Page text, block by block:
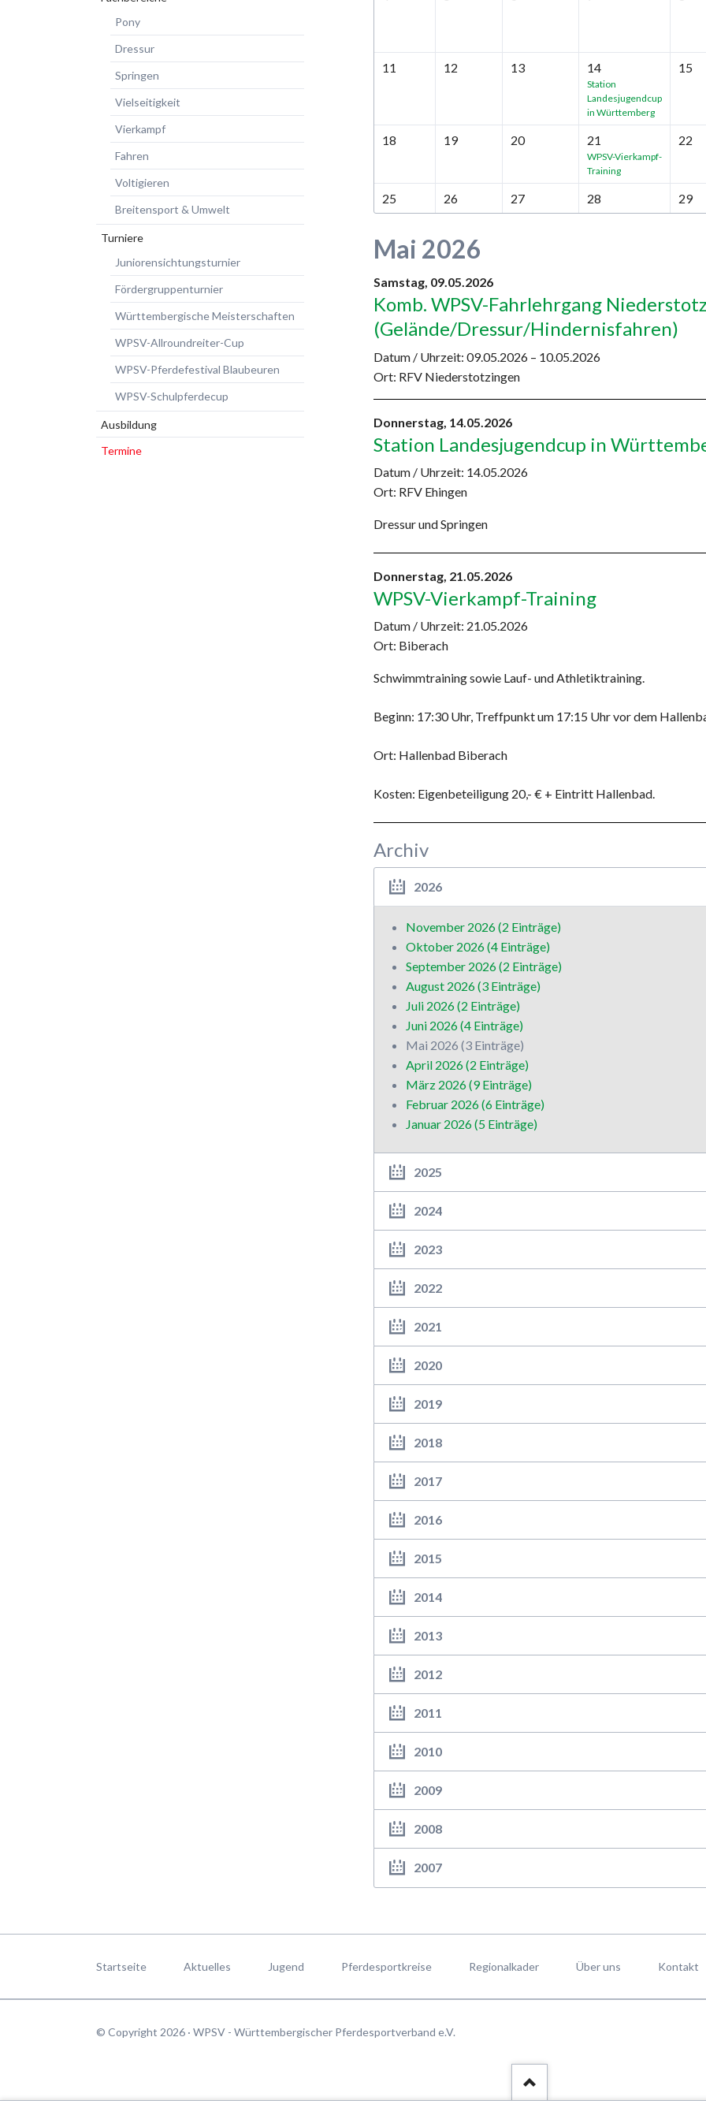
11 12 13 14
Station
Landesjugendcup
in Württemberg
15
18 19 20 21
WPSV-Vierkampf-
Training
22
25 26 27 28 29
Mai 2026
Samstag, 09.05.2026
Komb. WPSV-Fahrlehrgang
(Gelände/Dressur/Hindernisfahren)
Datum / Uhrzeit: 09.05.2026 – 10.05.2026
Ort: RFV Niederstotzingen
Donnerstag, 14.05.2026
Station Landesjugendcup in
Datum / Uhrzeit: 14.05.2026
Ort: RFV Ehingen
Dressur und Springen
Donnerstag, 21.05.2026
WPSV-Vierkampf-Training
Datum / Uhrzeit: 21.05.2026
Ort: Biberach
Schwimmtraining sowie Lauf- und Athletiktraining.
Beginn: 17:30 Uhr, Treffpunkt um 17:15 Uhr vor dem
Ort: Hallenbad Biberach
Kosten: Eigenbeteiligung 20,- € + Eintritt Hallenbad.
Archiv
2026
November 2026 (2 Einträge)
Oktober 2026 (4 Einträge)
September 2026 (2 Einträge)
August 2026 (3 Einträge)
Juli 2026 (2 Einträge)
Juni 2026 (4 Einträge)
Mai 2026 (3 Einträge)
April 2026 (2 Einträge)
März 2026 (9 Einträge)
Februar 2026 (6 Einträge)
Januar 2026 (5 Einträge)
2025
2024
2023
2022
2021
2020
2019
2018
2017
2016
2015
2014
2013
2012
2011
2010
2009
2008
2007
Pony
Dressur
Springen
Vielseitigkeit
Vierkampf
Fahren
Voltigieren
Breitensport & Umwelt
Turniere
Juniorensichtungsturnier
Fördergruppenturnier
Württembergische Meisterschaften
WPSV-Allroundreiter-Cup
WPSV-Pferdefestival Blaubeuren
WPSV-Schulpferdecup
Ausbildung
Termine
Startseite Aktuelles Jugend Pferdesportkreise Regionalkader Über uns Kontakt
© Copyright 2026 · WPSV - Württembergischer Pferdesportverband e.V.